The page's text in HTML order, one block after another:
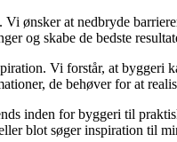
ønsker at nedbryde
og skabe de bedste
Vi forstår, at
de behøver for at
inden for byggeri til
blot søger inspiration til